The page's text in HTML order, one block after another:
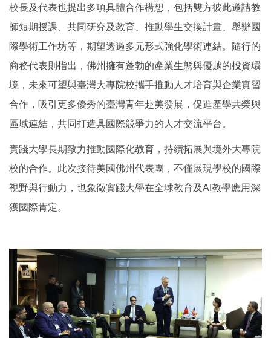
校長及代表也提出多項具體合作構想，包括雙方彼此邀請教
師短期授課、共同研究及教育、推動學生交換計畫、舉辦國
際學術工作坊等，期望透過多元形式強化學術連結。隨行的
商務代表則指出，佛州擁有蓬勃的產業生態與優越的投資環
境，未來可望與臺灣大專院校攜手推動人才培育與企業實習
合作，吸引更多優秀的臺灣青年赴美發展，促進產學共榮與
區域連結，共同打造具國際競爭力的人才交流平台。
實踐大學長期致力推動國際化教育，持續拓展與境外大專院
校的合作。此次接待美國佛州代表團，不僅展現學校的國際
視野與行動力，也象徵實踐大學在全球教育及AI教學應用深
獲國際肯定。